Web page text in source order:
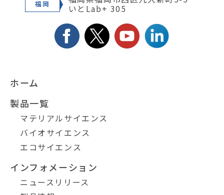
福岡 いとLab+ 305
ホーム
製品一覧
マテリアルサイエンス
バイオサイエンス
エコサイエンス
インフォメーション
ニュースリリース